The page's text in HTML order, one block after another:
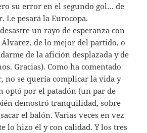
su error en el segundo gol… de
Le pesará la Eurocopa.
un rayo de esperanza con
Álvarez, de lo mejor del partido, o
de la afición desplazada y de
Gracias). Como ha comentado
no se quería complicar la vida y
optó por el patadón (un par de
demostró tranquilidad, sobre
el balón. Varias veces en vez
lo hizo él y con calidad. Y los tres